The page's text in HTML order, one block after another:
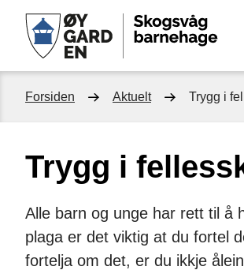
Du
Forsiden Aktuelt Trygg i
Trygg i
Alle barn og unge har rett til å
plaga er det viktig at du fortel
fortelja om det, er du ikkje